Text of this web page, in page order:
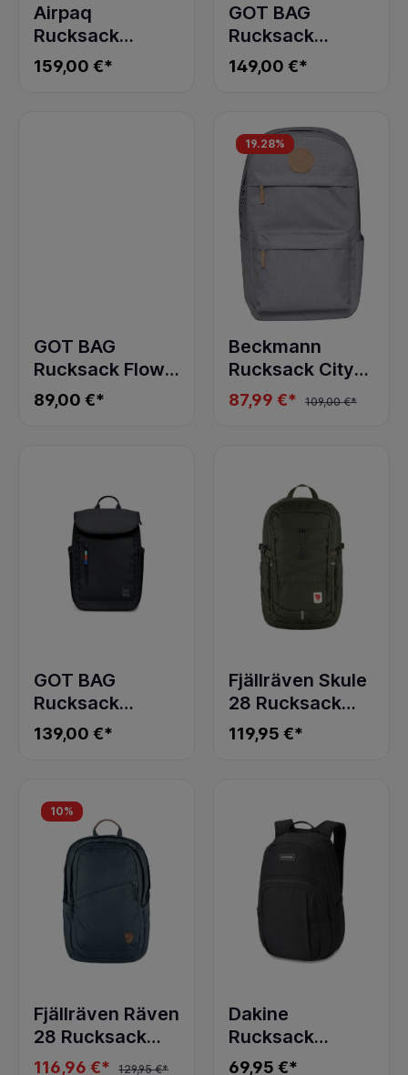
Airpaq
Rucksack
Rolltop Unicolor
green 3.0
159,00 €*
GOT BAG
Rucksack
ROLLTOP LITE
black
149,00 €*
GOT BAG
Rucksack Flow
Pack soft shell
89,00 €*
19.28%
Beckmann
Rucksack City
Max Grey
87,99 €* 109,00 €*
GOT BAG
Rucksack
SERENE PACK
black
139,00 €*
Fjällräven Skule
28 Rucksack
Deep Forest
119,95 €*
10%
Fjällräven Räven
28 Rucksack
Navy
116,96 €* 129,95 €*
Dakine
Rucksack
CAMPUS M 25L
69,95 €*